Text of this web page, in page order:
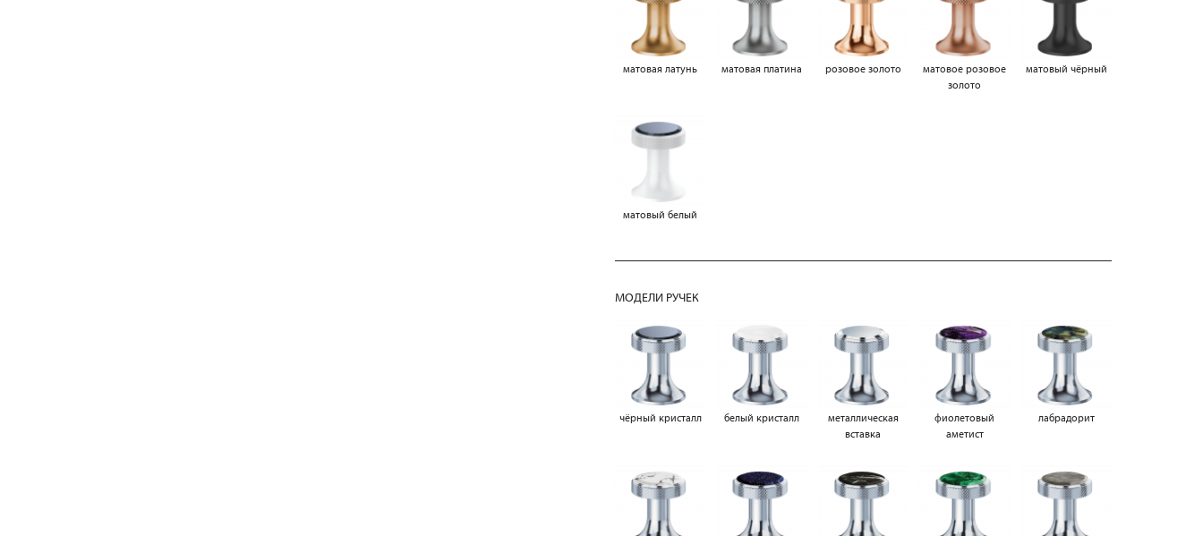
матовая латунь матовая платина розовое золото
матовое розовое
золото
матовый чёрный
матовый белый
МОДЕЛИ РУЧЕК
чёрный кристалл белый кристалл
металлическая
вставка
фиолетовый
аметист
лабрадорит